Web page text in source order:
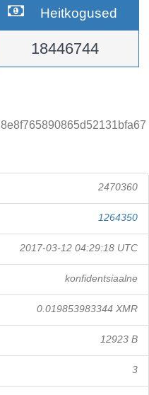
Heitkogused
18446744
2470360
1264350
2017-03-12 04:29:18 UTC
konfidentsiaalne
0.019853983344 XMR
12923 B
3